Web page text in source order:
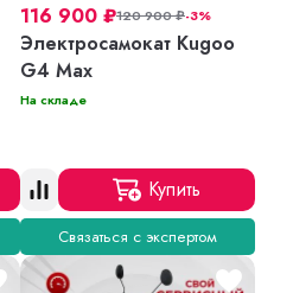
116 900 ₽120 900₽-3%
Электросамокат Kugoo
G4 Max
На складе
Купить
Связаться с экспертом